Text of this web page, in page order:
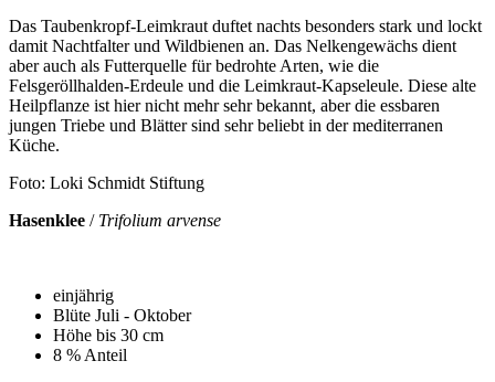
Das Taubenkropf-Leimkraut duftet nachts besonders stark und lockt
damit Nachtfalter und Wildbienen an. Das Nelkengewächs dient
aber auch als Futterquelle für bedrohte Arten, wie die
Felsgeröllhalden-Erdeule und die Leimkraut-Kapseleule. Diese alte
Heilpflanze ist hier nicht mehr sehr bekannt, aber die essbaren
jungen Triebe und Blätter sind sehr beliebt in der mediterranen
Küche.
Foto: Loki Schmidt Stiftung
Hasenklee / Trifolium arvense
einjährig
Blüte Juli - Oktober
Höhe bis 30 cm
8 % Anteil